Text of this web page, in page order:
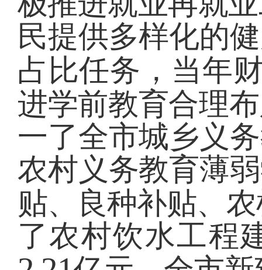
民提供多样化的
占比任务，当年
进学前教育合理
一了全市城乡义
农村义务教育薄
贴、良种补贴、
了农村饮水工程